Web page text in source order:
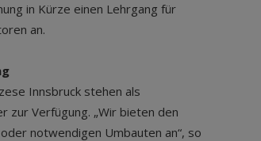
in Kürze einen Lehrgang für
an.
Innsbruck stehen als
zur Verfügung. „Wir bieten den
notwendigen Umbauten an“, so